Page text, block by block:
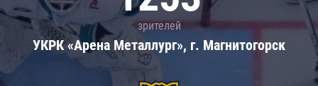
зрителей
УКРК «Арена Металлург», г. Магнитогорск